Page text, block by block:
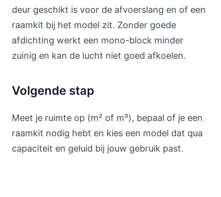
deur geschikt is voor de afvoerslang en of een
raamkit bij het model zit. Zonder goede
afdichting werkt een mono-block minder
zuinig en kan de lucht niet goed afkoelen.
Volgende stap
Meet je ruimte op (m² of m³), bepaal of je een
raamkit nodig hebt en kies een model dat qua
capaciteit en geluid bij jouw gebruik past.